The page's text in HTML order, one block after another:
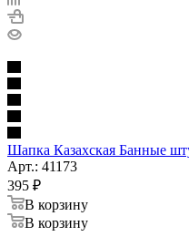
Шапка Казахская Банные
Арт.: 41173
395 ₽
В корзину
В корзину